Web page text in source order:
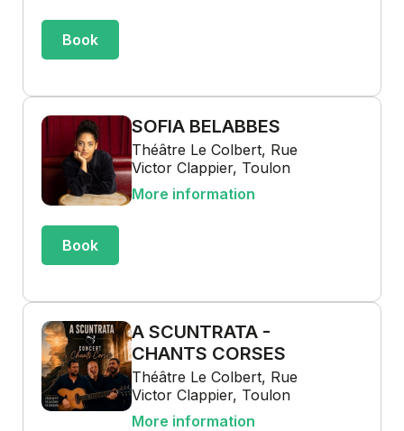
Book
SOFIA BELABBES
Théâtre Le Colbert, Rue
Victor Clappier, Toulon
More information
Book
A SCUNTRATA -
CHANTS CORSES
Théâtre Le Colbert, Rue
Victor Clappier, Toulon
More information